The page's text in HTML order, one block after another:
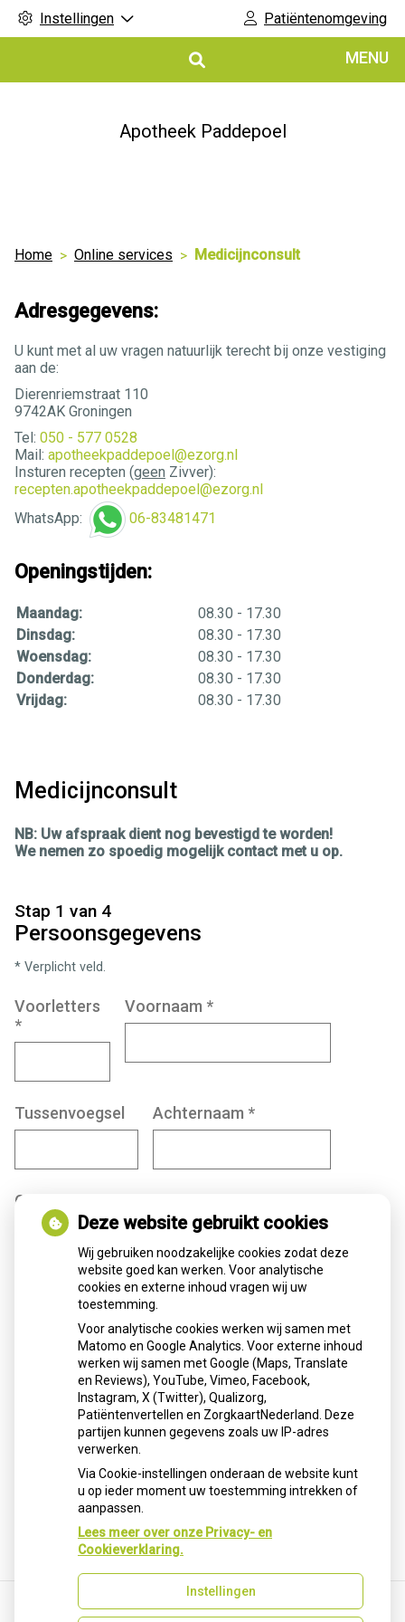
Instellingen Patiëntenomgeving
MENU
Apotheek Paddepoel
Home Online services Medicijnconsult
Medicijnconsult
NB: Uw afspraak dient nog bevestigd te worden!
We nemen zo spoedig mogelijk contact met u op.
Stap 1 van 4
Persoonsgegevens
* Verplicht veld.
Voorletters
*
Voornaam *
Tussenvoegsel Achternaam *
Geboortedatum
Maand Jaar
Vrouw
Anders
Volgende
Adresgegevens:
U kunt met al uw vragen natuurlijk terecht bij onze vestiging
aan de:
Dierenriemstraat 110
9742AK Groningen
Tel: 050 - 577 0528
Mail: apotheekpaddepoel@ezorg.nl
Insturen recepten (geen Zivver):
recepten.apotheekpaddepoel@ezorg.nl
WhatsApp:
06-83481471
Openingstijden:
Maandag:
08.30 - 17.30
Dinsdag:
08.30 - 17.30
Woensdag:
08.30 - 17.30
Donderdag:
08.30 - 17.30
Vrijdag:
08.30 - 17.30
Deze website gebruikt cookies
Wij gebruiken noodzakelijke cookies zodat deze
website goed kan werken. Voor analytische
cookies en externe inhoud vragen wij uw
toestemming.
Voor analytische cookies werken wij samen met
Matomo en Google Analytics. Voor externe inhoud
werken wij samen met Google (Maps, Translate
en Reviews), YouTube, Vimeo, Facebook,
Instagram, X (Twitter), Qualizorg,
Patiëntenvertellen en ZorgkaartNederland. Deze
partijen kunnen gegevens zoals uw IP-adres
verwerken.
Via Cookie-instellingen onderaan de website kunt
u op ieder moment uw toestemming intrekken of
aanpassen.
Lees meer over onze Privacy- en
Cookieverklaring.
Instellingen